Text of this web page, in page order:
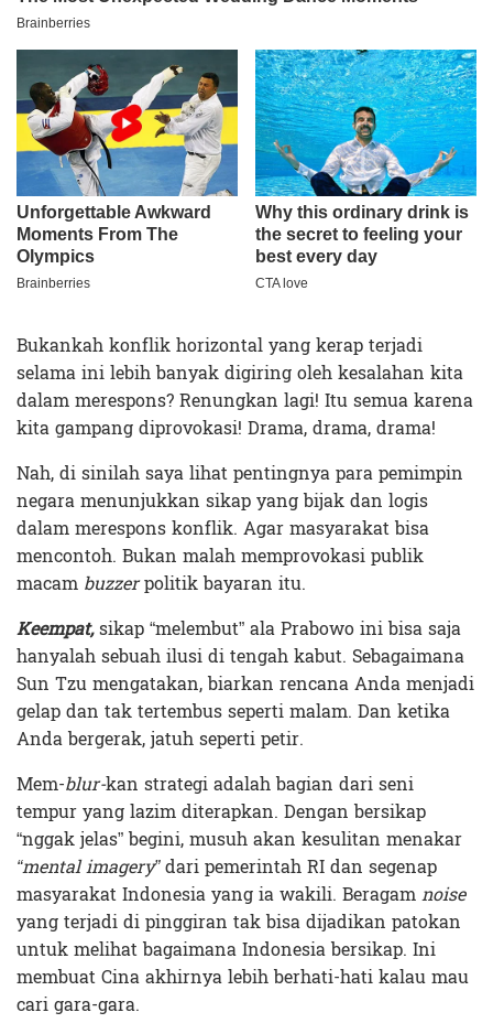
Bukankah konflik horizontal yang kerap terjadi
selama ini lebih banyak digiring oleh kesalahan kita
dalam merespons? Renungkan lagi! Itu semua karena
kita gampang diprovokasi! Drama, drama, drama!
Nah, di sinilah saya lihat pentingnya para pemimpin
negara menunjukkan sikap yang bijak dan logis
dalam merespons konflik. Agar masyarakat bisa
mencontoh. Bukan malah memprovokasi publik
macam buzzerpolitik bayaran itu.
Keempat,sikap “melembut” ala Prabowo ini bisa saja
hanyalah sebuah ilusi di tengah kabut. Sebagaimana
Sun Tzu mengatakan, biarkan rencana Anda menjadi
gelap dan tak tertembus seperti malam. Dan ketika
Anda bergerak, jatuh seperti petir.
Mem-blur-kan strategi adalah bagian dari seni
tempur yang lazim diterapkan. Dengan bersikap
“nggak jelas” begini, musuh akan kesulitan menakar
“mental imagery”dari pemerintah RI dan segenap
masyarakat Indonesia yang ia wakili. Beragamnoise
yang terjadi di pinggiran tak bisa dijadikan patokan
untuk melihat bagaimana Indonesia bersikap. Ini
membuat Cina akhirnya lebih berhati-hati kalau mau
cari gara-gara.